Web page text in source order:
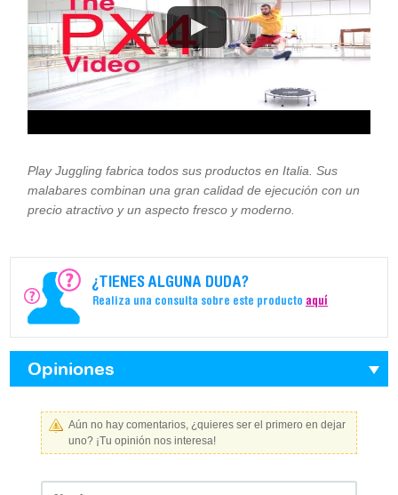
Play Juggling fabrica todos sus productos en Italia. Sus
malabares combinan una gran calidad de ejecución con un
precio atractivo y un aspecto fresco y moderno.
¿TIENES ALGUNA DUDA?
Realiza una consulta sobre este producto aquí
Opiniones
Aún no hay comentarios, ¿quieres ser el primero en dejar
uno? ¡Tu opinión nos interesa!